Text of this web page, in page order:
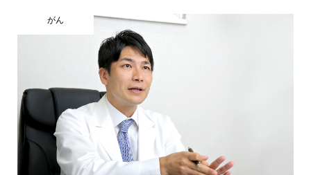
がん